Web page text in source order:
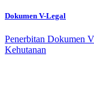
Dokumen V-Legal
Penerbitan Dokumen
Kehutanan